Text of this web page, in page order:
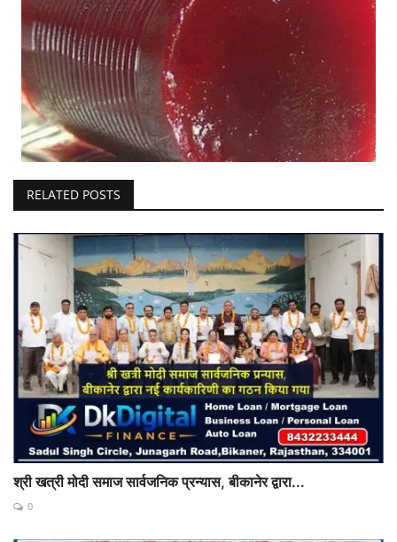
RELATED POSTS
श्री खत्री मोदी समाज सार्वजनिक प्रन्यास, बीकानेर द्वारा...
0